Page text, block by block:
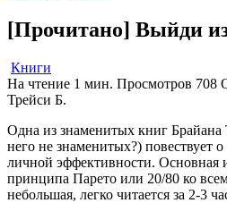
[Прочитано] Выйди
Книги
На чтение 1 мин. Просмотров 708
Трейси Б.
Одна из знаменитых книг Брайана
него не знаменитых?) повествует
личной эффективности.
принципа Парето или 20/80 ко
небольшая, легко читается за 2-3